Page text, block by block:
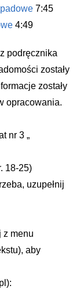
7:45
4:49
podręcznika
zostały
zostały
opracowania.
nr 3 „
18-25)
uzupełnij
z menu
aby